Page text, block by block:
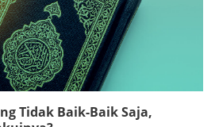
Tidak Baik-Baik Saja,